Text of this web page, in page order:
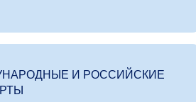
И РОССИЙСКИЕ